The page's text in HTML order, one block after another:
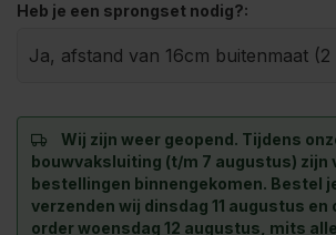
Heb je een sprongset nodig?:
Wij zijn weer geopend. Tijdens
bouwvaksluiting (t/m 7 augustus) zijn
bestellingen binnengekomen. Bestel
verzenden wij dinsdag 11 augustus en
order woensdag 12 augustus, mits